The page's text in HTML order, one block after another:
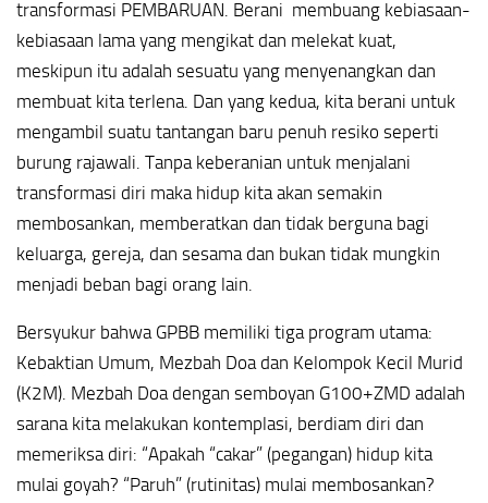
transformasi PEMBARUAN. Berani membuang kebiasaan-
kebiasaan lama yang mengikat dan melekat kuat,
meskipun itu adalah sesuatu yang menyenangkan dan
membuat kita terlena. Dan yang kedua, kita berani untuk
mengambil suatu tantangan baru penuh resiko seperti
burung rajawali. Tanpa keberanian untuk menjalani
transformasi diri maka hidup kita akan semakin
membosankan, memberatkan dan tidak berguna bagi
keluarga, gereja, dan sesama dan bukan tidak mungkin
menjadi beban bagi orang lain.
Bersyukur bahwa GPBB memiliki tiga program utama:
Kebaktian Umum, Mezbah Doa dan Kelompok Kecil Murid
(K2M). Mezbah Doa dengan semboyan G100+ZMD adalah
sarana kita melakukan kontemplasi, berdiam diri dan
memeriksa diri: “Apakah “cakar” (pegangan) hidup kita
mulai goyah? “Paruh” (rutinitas) mulai membosankan?